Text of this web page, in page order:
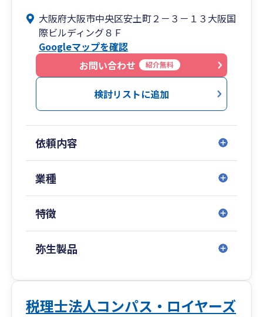
業者様に対し、経営のワンストップサービスの提
供を心掛けて、スタッフ全員が日々研鑽を積んで
おります。
ぜひ、一度ご相談にお越しくださいませ。
大阪府大阪市中央区安土町２－３－１３大阪国
際ビルディング８Ｆ
Googleマップを確認
お問い合わせ
紹介無料
検討リストに追加
依頼内容
業種
特徴
弥生製品
税理士法人コンパス・ロイヤーズ